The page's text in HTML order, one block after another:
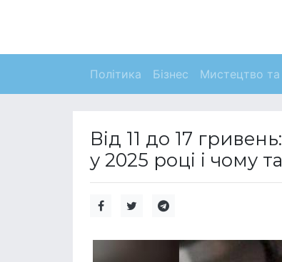
Політика Бізнес Мистецтво та
Від 11 до 17
у 2025 році і чому